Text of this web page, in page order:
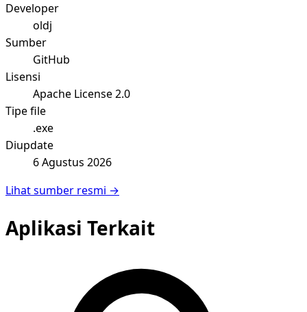
Developer
oldj
Sumber
GitHub
Lisensi
Apache License 2.0
Tipe file
.exe
Diupdate
6 Agustus 2026
Lihat sumber resmi →
Aplikasi Terkait